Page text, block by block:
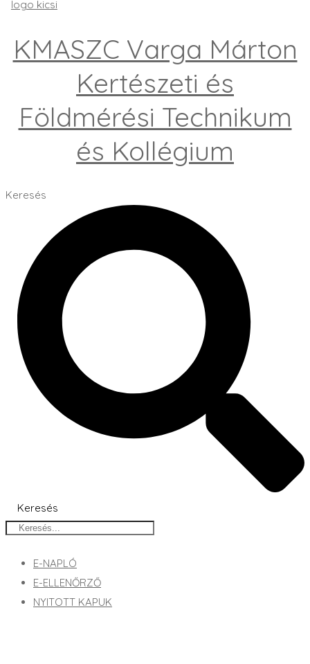
KMASZC Varga Márton
Kertészeti és
Földmérési Technikum
és Kollégium
Keresés
Keresés
E-NAPLÓ
E-ELLENŐRZŐ
NYITOTT KAPUK